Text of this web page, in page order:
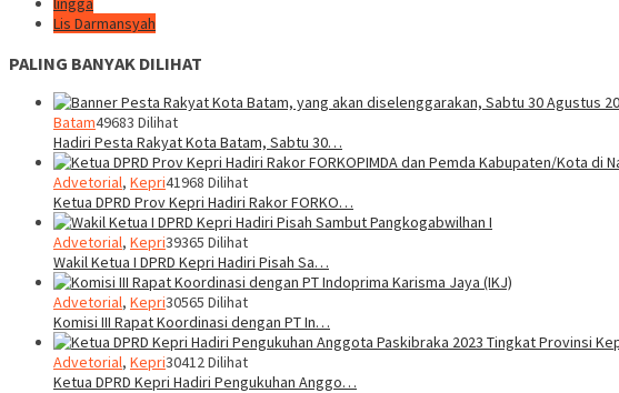
Lis Darmansyah
PALING BANYAK DILIHAT
Batam49683 Dilihat
Hadiri Pesta Rakyat Kota Batam, Sabtu 30…
Advetorial, Kepri41968 Dilihat
Ketua DPRD Prov Kepri Hadiri Rakor FORKO…
Advetorial, Kepri39365 Dilihat
Wakil Ketua I DPRD Kepri Hadiri Pisah Sa…
Advetorial, Kepri30565 Dilihat
Komisi III Rapat Koordinasi dengan PT In…
Advetorial, Kepri30412 Dilihat
Ketua DPRD Kepri Hadiri Pengukuhan Anggo…